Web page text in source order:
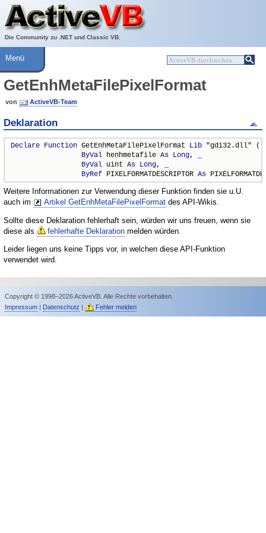
Die Community zu .NET und Classic VB.
Über ActiveVB
Hilfe
Menü
GetEnhMetaFilePixelFormat
von ActiveVB-Team
Deklaration
Declare Function GetEnhMetaFilePixelFormat Lib "gdi32.dll" (
ByVal henhmetafile As Long, _
ByVal uint As Long, _
ByRef PIXELFORMATDESCRIPTOR As
Weitere Informationen zur Verwendung dieser Funktion finden sie u.U.
auch im
Artikel GetEnhMetaFilePixelFormat des API-Wikis.
Sollte diese Deklaration fehlerhaft sein, würden wir uns freuen, wenn sie
diese als
fehlerhafte Deklaration melden würden.
Leider liegen uns keine Tipps vor, in welchen diese API-Funktion
verwendet wird.
Copyright © 1998–2026 ActiveVB. Alle Rechte vorbehalten.
Impressum| Datenschutz | Fehler melden